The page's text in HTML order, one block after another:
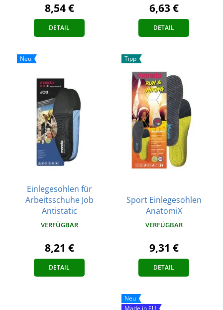
8,54 €
DETAIL
6,63 €
DETAIL
Neu
Einlegesohlen für
Arbeitsschuhe Job
Antistatic
VERFÜGBAR
8,21 €
DETAIL
Tipp
Sport Einlegesohlen
AnatomiX
VERFÜGBAR
9,31 €
DETAIL
Neu
Made in EU